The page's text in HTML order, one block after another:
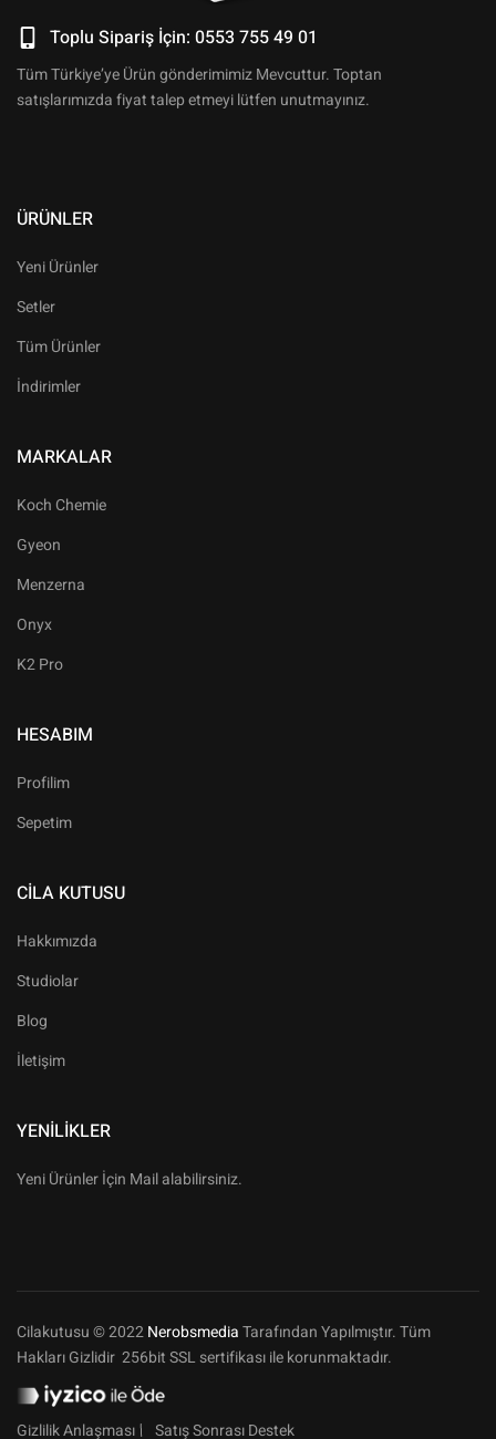
Toplu Sipariş İçin: 0553 755 49 01
Tüm Türkiye’ye Ürün gönderimimiz Mevcuttur. Toptan
satışlarımızda fiyat talep etmeyi lütfen unutmayınız.
ÜRÜNLER
Yeni Ürünler
Setler
Tüm Ürünler
İndirimler
MARKALAR
Koch Chemie
Gyeon
Menzerna
Onyx
K2 Pro
HESABIM
Profilim
Sepetim
CILA KUTUSU
Hakkımızda
Studiolar
Blog
İletişim
YENILIKLER
Yeni Ürünler İçin Mail alabilirsiniz.
Cilakutusu © 2022NerobsmediaTarafından Yapılmıştır. Tüm
Hakları Gizlidir 256bit SSL sertifikası ile korunmaktadır.
Gizlilik Anlaşması Satış Sonrası Destek